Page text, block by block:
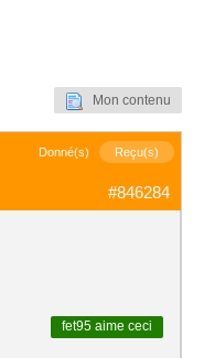
Mon contenu
Donné(s) Reçu(s)
#846284
fet95 aime ceci